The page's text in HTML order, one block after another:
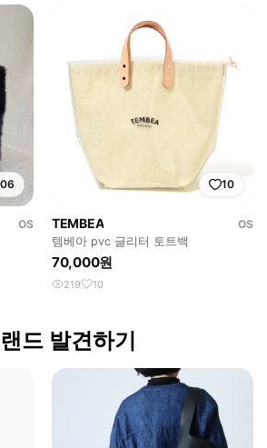
OS
10
TEMBEA
OS
템베아 pvc 글리터 토트백
70,000원
219 10
드 발견하기